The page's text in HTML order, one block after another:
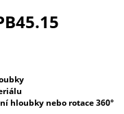
hloubky nebo rotace 360°